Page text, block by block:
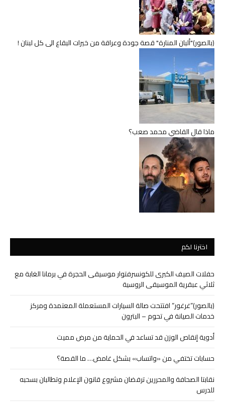
(بالصور)"ألبان المنارة" قصة جودة وعراقة من خيرات البقاع الى كل لبنان !
ماذا قال القاضي محمد صعب؟
اخترنا لكم
حفلات الصيف الكبرى للكونسرفتوار موسيقى الحجرة في برمانا الغابة مع
ثلاثي عبقرية الموسيقى الروسية
(بالصور)”غرغور” افتتحت صالة السيارات المستعملة المعتمدة ومركز
خدمات الصيانة في تحوم – البترون
أدوية إنقاص الوزن قد تساعد في الحماية من مرض مميت
حسابات تختفي من «واتساب» بشكل غامض… ما القصة؟
نقابتا الصحافة والمحررين ترفضان مشروع قانون الإعلام وتطالبان بسحبه
للدرس